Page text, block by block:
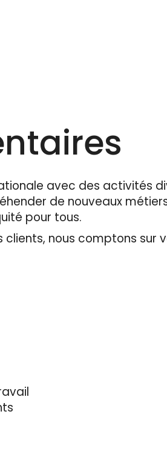
avec des activités
de nouveaux
pour tous.
nous comptons sur